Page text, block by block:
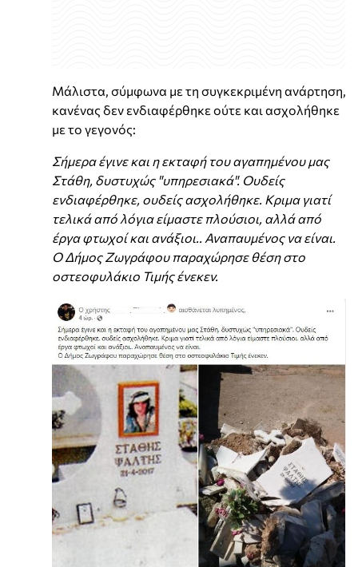
Μάλιστα, σύμφωνα με τη συγκεκριμένη ανάρτηση,
κανένας δεν ενδιαφέρθηκε ούτε και ασχολήθηκε
με το γεγονός:
Σήμερα έγινε και η εκταφή του αγαπημένου μας
Στάθη, δυστυχώς "υπηρεσιακά". Ουδείς
ενδιαφέρθηκε, ουδείς ασχολήθηκε. Κριμα γιατί
τελικά από λόγια είμαστε πλούσιοι, αλλά από
έργα φτωχοί και ανάξιοι.. Αναπαυμένος να είναι.
Ο Δήμος Ζωγράφου παραχώρησε θέση στο
οστεοφυλάκιο Τιμής ένεκεν.